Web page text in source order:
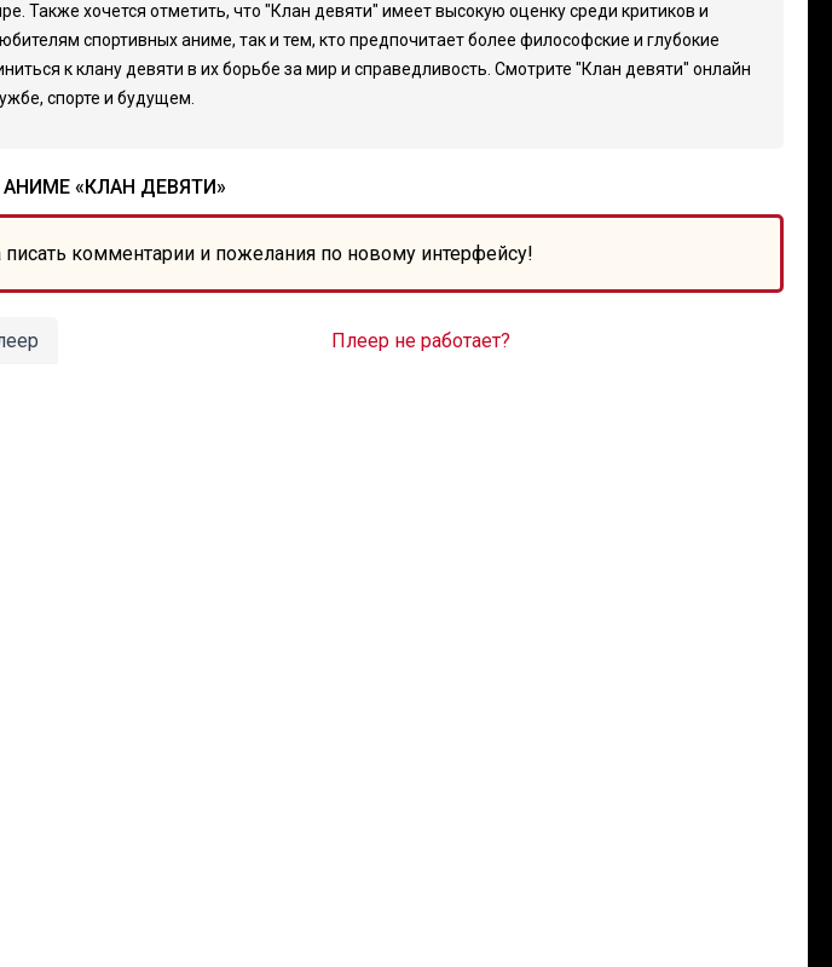
хочется отметить, что "Клан девяти" имеет высокую оценку среди критиков и
спортивных аниме, так и тем, кто предпочитает более философские и глубокие
к клану девяти в их борьбе за мир и справедливость. Смотрите "Клан девяти" онлайн
спорте и будущем.
«КЛАН ДЕВЯТИ»
комментарии и пожелания по новому интерфейсу!
Плеер не работает?